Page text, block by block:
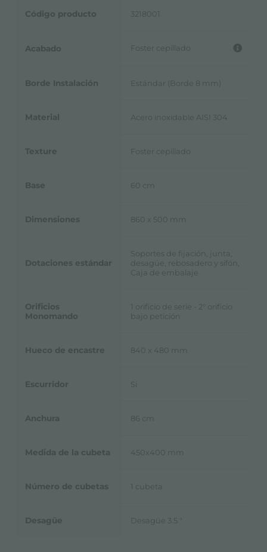
Código producto 3218001
Acabado Foster cepillado
Borde Instalación Estándar (Borde 8 mm)
Material Acero inoxidable AISI 304
Texture Foster cepillado
Base 60 cm
Dimensiones 860 x 500 mm
Dotaciones estándar
Soportes de fijación, junta,
desagüe, rebosadero y sifón,
Caja de embalaje
Orificios
Monomando
1 orificio de serie - 2° orificio
bajo petición
Hueco de encastre 840 x 480 mm
Escurridor Si
Anchura 86 cm
Medida de la cubeta 450x400 mm
Número de cubetas 1 cubeta
Desagüe Desagüe 3.5 "